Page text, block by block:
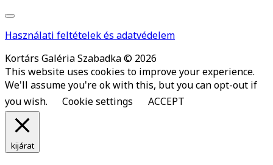
Használati feltételek és adatvédelem
Kortárs Galéria Szabadka © 2026
This website uses cookies to improve your experience.
We'll assume you're ok with this, but you can opt-out if
you wish.
Cookie settings ACCEPT
kijárat